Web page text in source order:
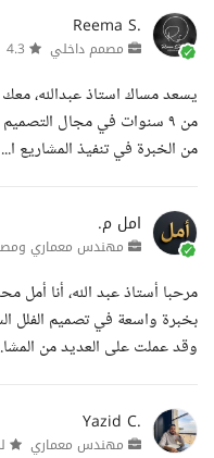
Reema S.
مصمم داخلي
يسعد مساك استاذ عبدالله،
من الخبرة في تنفيذ المشاريع ا...
امل م.
مهندس معماري
مرحبا أستاذ عبد الله، أنا
بخبرة واسعة في تصميم الفلل
وقد عملت على العديد من
Yazid C.
مهندس معماري